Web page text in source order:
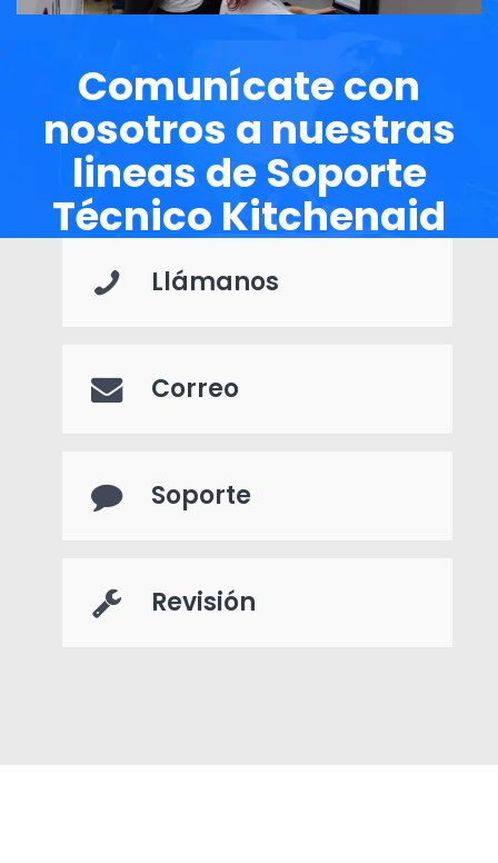
Comunícate con
nosotros a nuestras
lineas de Soporte
Técnico Kitchenaid
Llámanos
Correo
Soporte
Revisión